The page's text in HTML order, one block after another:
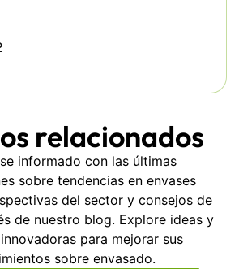
productos en un capullo de
eficiencia:
sus costes operativos
a medida que estos
reducen los gastos de
que maximizan la
relacionados
informado con las últimas
sobre tendencias en envases
del sector y consejos de
de nuestro blog. Explore ideas y
para mejorar sus
sobre envasado.